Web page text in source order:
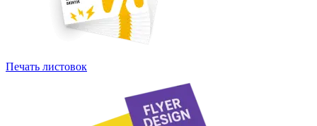
Печать листовок